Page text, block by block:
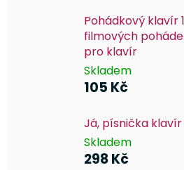
Pohádkový klavír
filmových
pro klavír
Skladem
105 Kč
Já, písnička klavír
Skladem
298 Kč